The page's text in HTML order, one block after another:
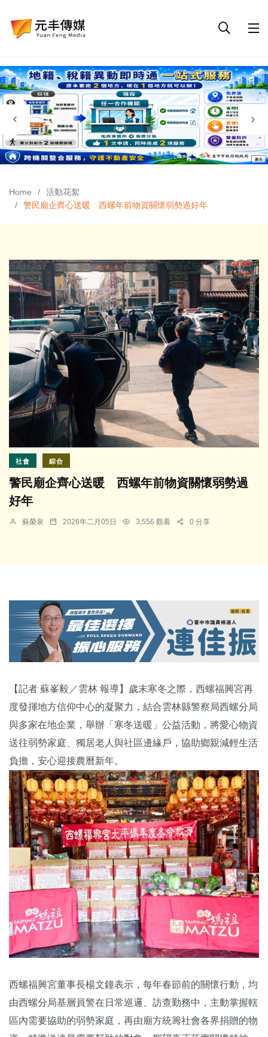
Home
活動花絮
警民廟企齊心送暖 西螺年前物資關懷弱勢過好年
社會 綜合
警民廟企齊心送暖 西螺年前物資關懷弱勢過
好年
蘇榮泉 2026年二月05日 3,556 觀看 0 分享
【記者 蘇峯毅／雲林 報導】歲末寒冬之際，西螺福興宮再
度發揮地方信仰中心的凝聚力，結合雲林縣警察局西螺分局
與多家在地企業，舉辦「寒冬送暖」公益活動，將愛心物資
送往弱勢家庭、獨居老人與社區邊緣戶，協助鄉親減輕生活
負擔，安心迎接農曆新年。
西螺福興宮董事長楊文鐘表示，每年春節前的關懷行動，均
由西螺分局基層員警在日常巡邏、訪查勤務中，主動掌握轄
區內需要協助的弱勢家庭，再由廟方統籌社會各界捐贈的物